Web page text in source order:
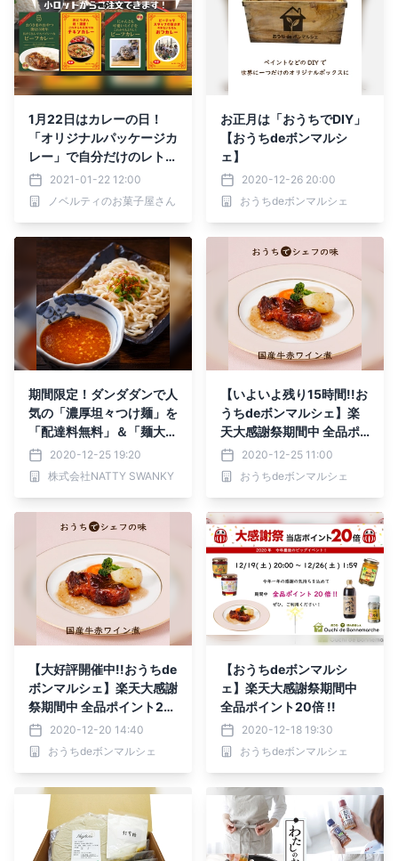
1月22日はカレーの日！
「オリジナルパッケージカ
レー」で自分だけのレトル
トカレーを作っちゃおう！
2021-01-22 12:00
ノベルティのお菓子屋さん
お正月は「おうちでDIY」
【おうちdeボンマルシ
ェ】
2020-12-26 20:00
おうちdeボンマルシェ
期間限定！ダンダダンで人
気の「濃厚坦々つけ麺」を
「配達料無料」＆「麺大盛
り無料」でご自宅にお届
け！！
2020-12-25 19:20
株式会社NATTY SWANKY
【いよいよ残り15時間!!お
うちdeボンマルシェ】楽
天大感謝祭期間中 全品ポ
イント20倍 !!
2020-12-25 11:00
おうちdeボンマルシェ
【大好評開催中!!おうちde
ボンマルシェ】楽天大感謝
祭期間中 全品ポイント20
倍 !!2020-12-20 14:40
おうちdeボンマルシェ
【おうちdeボンマルシ
ェ】楽天大感謝祭期間中
全品ポイント20倍 !!
2020-12-18 19:30
おうちdeボンマルシェ